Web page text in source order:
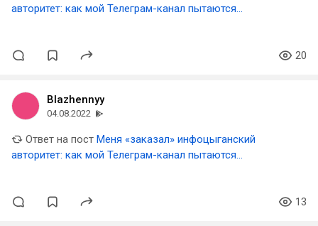
авторитет: как мой Телеграм-канал пытаются
20
Blazhennyy
04.08.2022
Ответ на пост Меня «заказал» инфоцыганский
авторитет: как мой Телеграм-канал пытаются
13